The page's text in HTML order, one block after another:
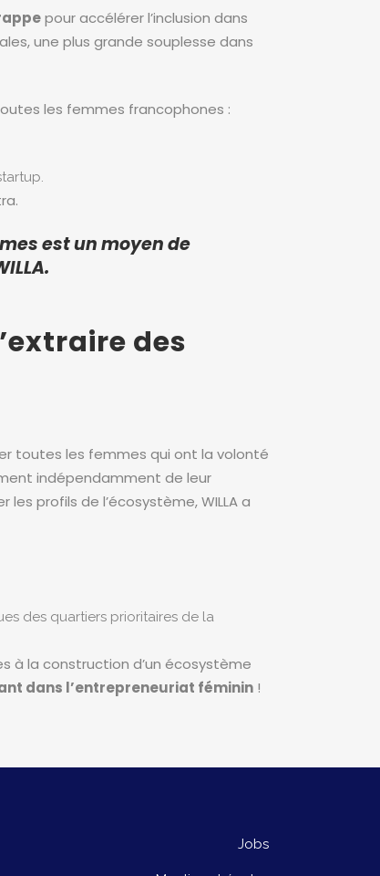
pour accélérer l’inclusion dans
une plus grande souplesse dans
les femmes francophones :
est un moyen de
des
toutes les femmes qui ont la volonté
indépendamment de leur
les profils de l’écosystème, WILLA a
des quartiers prioritaires de la
à la construction d’un écosystème
dans l’entrepreneuriat féminin !
Jobs